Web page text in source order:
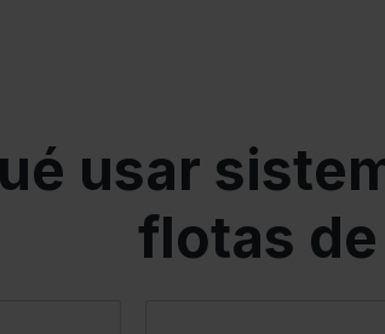
usar
flotas